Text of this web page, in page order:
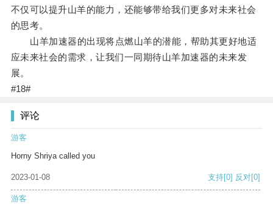
不仅可以提升山羊的能力，还能够带给我们更多对未来社会
的思考。
山羊加速器的出现将点燃山羊的潜能，帮助其更好地适
应未来社会的需求，让我们一同期待山羊加速器的未来发
展。
#18#
评论
游客
Horny Shriya called you
2023-01-08 支持[0] 反对[0]
游客